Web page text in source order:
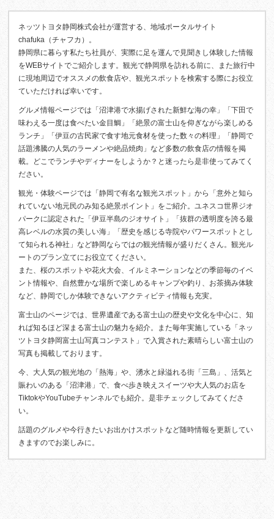
ネッツトヨタ静岡株式会社が運営する、地域ポータルサイト
chafuka（チャフカ）。
静岡県に暮らす私たち社員が、実際に足を運んで見聞きし体験した情報
をWEBサイトでご紹介します。観光で静岡県を訪れる前に、また旅行中
に現地周辺でオススメの飲食店や、観光スポットを検索する際にお役立
ていただければ幸いです。
グルメ情報ページでは「沼津港で水揚げされた新鮮な海の幸」「下田で
味わえる一度は食べたい金目鯛」「絶景の富士山を仰ぎながら楽しめる
ランチ」「伊豆の古民家で食す地元食材を使った数々の料理」「静岡で
話題沸騰の人気のラーメンや絶品焼肉」など多数の飲食店の情報を掲
載。どこでランチやディナーをしようか？と迷ったら是非使ってみてく
ださい。
観光・体験ページでは「静岡で有名な観光スポット」から「意外と知ら
れていない地元民のみ知る絶景ポイント」をご紹介。ユネスコ世界ジオ
パークに認定された「伊豆半島のジオサイト」「抜群の透明度を誇る最
高レベルの水質の美しい海」「歴史を感じる寺院やパワースポットとし
て知られる神社」など静岡ならではの観光情報が盛りだくさん。観光ル
ートのプラン立てにお役立てください。
また、桜のスポットや花火大会、イルミネーションなどの季節毎のイベ
ント情報や、自然豊かな場所で楽しめるキャンプや釣り、お茶摘み体験
など、静岡でしか体験できないアクティビティ情報も充実。
富士山のページでは、世界遺産である富士山の歴史や文化を中心に、知
れば知るほど深まる富士山の魅力を紹介。また毎年実施している「ネッ
ツトヨタ静岡富士山写真コンテスト」で入賞された素晴らしい富士山の
写真も掲載しております。
今、大人気の観光地の「熱海」や、湧水と緑溢れる街「三島」、活気と
賑わいのある「沼津港」で、食べ歩き映えスイーツや大人気のお店を
TiktokやYouTubeチャンネルでも紹介。是非チェックしてみてくださ
い。
話題のグルメや今行きたいお出かけスポットなど随時情報を更新してい
きますのでお楽しみに。